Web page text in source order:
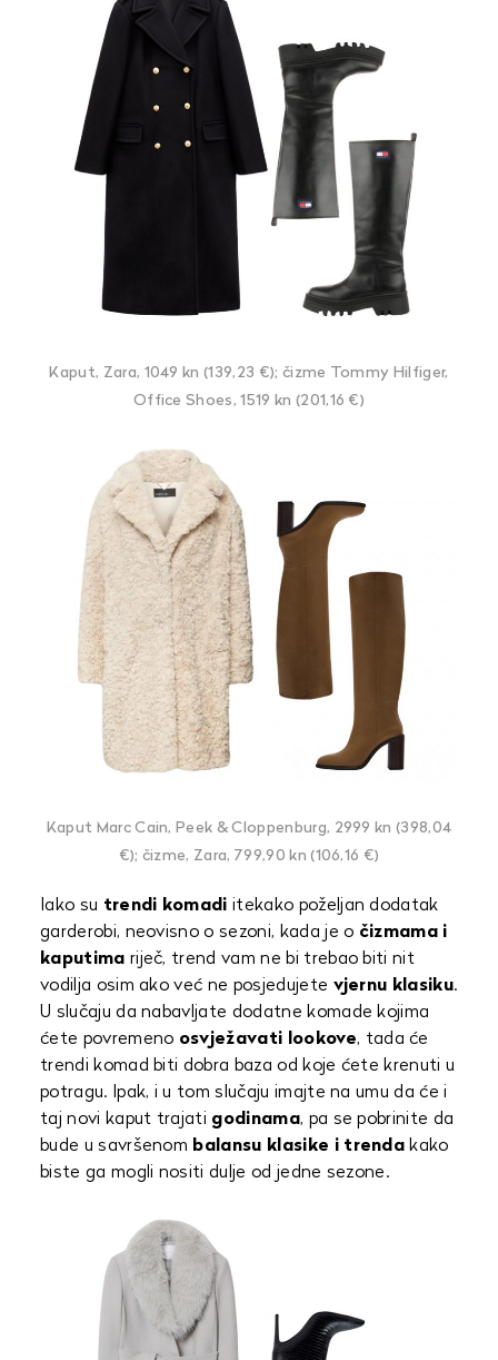
Kaput, Zara, 1049 kn (139,23 €); čizme Tommy Hilfiger,
Office Shoes, 1519 kn (201,16 €)
Kaput Marc Cain, Peek & Cloppenburg, 2999 kn (398,04
€); čizme, Zara, 799,90 kn (106,16 €)
Iako su trendi komadi itekako poželjan dodatak
garderobi, neovisno o sezoni, kada je o čizmama i
kaputima riječ, trend vam ne bi trebao biti nit
vodilja osim ako već ne posjedujete vjernu klasiku.
U slučaju da nabavljate dodatne komade kojima
ćete povremeno osvježavati lookove, tada će
trendi komad biti dobra baza od koje ćete krenuti u
potragu. Ipak, i u tom slučaju imajte na umu da će i
taj novi kaput trajati godinama, pa se pobrinite da
bude u savršenom balansu klasike i trenda kako
biste ga mogli nositi dulje od jedne sezone.